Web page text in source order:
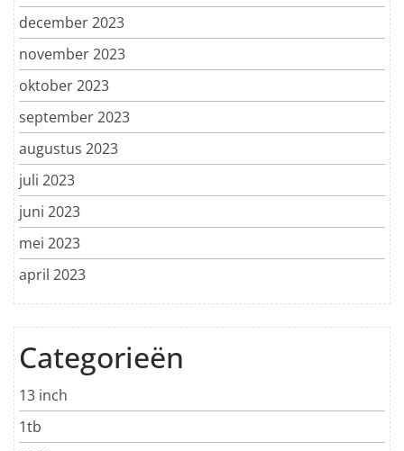
december 2023
november 2023
oktober 2023
september 2023
augustus 2023
juli 2023
juni 2023
mei 2023
april 2023
Categorieën
13 inch
1tb